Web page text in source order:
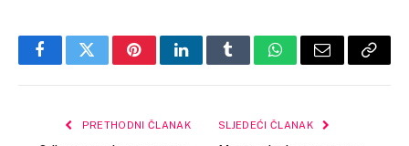
FacebookTwitterPinterestLinkedInTumblrWhatsApp
Email Copy
PRETHODNI ČLANAK SLJEDEĆI ČLANAK